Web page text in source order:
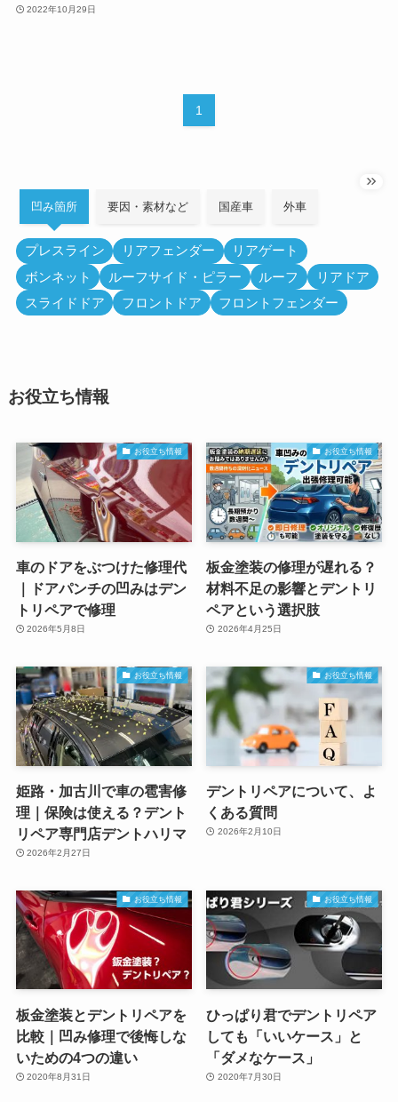
2022年10月29日
1
凹み箇所 要因・素材など 国産車 外車
プレスライン リアフェンダー
リアゲート
ボンネット
ルーフサイド・ピラー ルーフ
リアドア
スライドドア
フロントドア フロントフェンダー
お役立ち情報
お役立ち情報
車のドアをぶつけた修理代
｜ドアパンチの凹みはデン
トリペアで修理
2026年5月8日
お役立ち情報
板金塗装の修理が遅れる？
材料不足の影響とデントリ
ペアという選択肢
2026年4月25日
お役立ち情報
姫路・加古川で車の雹害修
理｜保険は使える？デント
リペア専門店デントハリマ
2026年2月27日
お役立ち情報
デントリペアについて、よ
くある質問
2026年2月10日
お役立ち情報
板金塗装とデントリペアを
比較｜凹み修理で後悔しな
いための4つの違い
2020年8月31日
お役立ち情報
ひっぱり君でデントリペア
しても「いいケース」と
「ダメなケース」
2020年7月30日